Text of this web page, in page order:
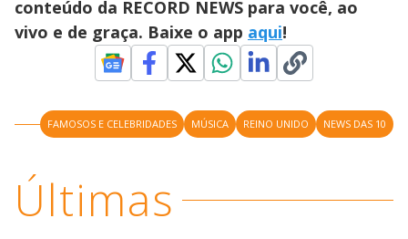
o
conteúdo da RECORD NEWS para você, ao
vivo e de graça. Baixe o app aqui!
FAMOSOS E CELEBRIDADES MÚSICA REINO UNIDO NEWS DAS 10
Últimas